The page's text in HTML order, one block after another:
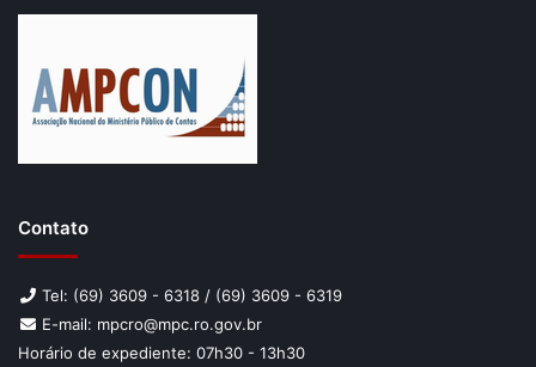
Contato
Tel: (69) 3609 - 6318 / (69) 3609 - 6319
E-mail: mpcro@mpc.ro.gov.br
Horário de expediente: 07h30 - 13h30